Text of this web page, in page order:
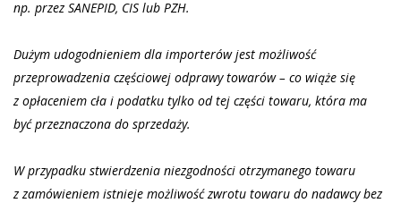
np. przez SANEPID, CIS lub PZH.
Dużym udogodnieniem dla importerów jest możliwość
przeprowadzenia częściowej odprawy towarów – co wiąże się
z opłaceniem cła i podatku tylko od tej części towaru, która ma
być przeznaczona do sprzedaży.
W przypadku stwierdzenia niezgodności otrzymanego towaru
z zamówieniem istnieje możliwość zwrotu towaru do nadawcy bez